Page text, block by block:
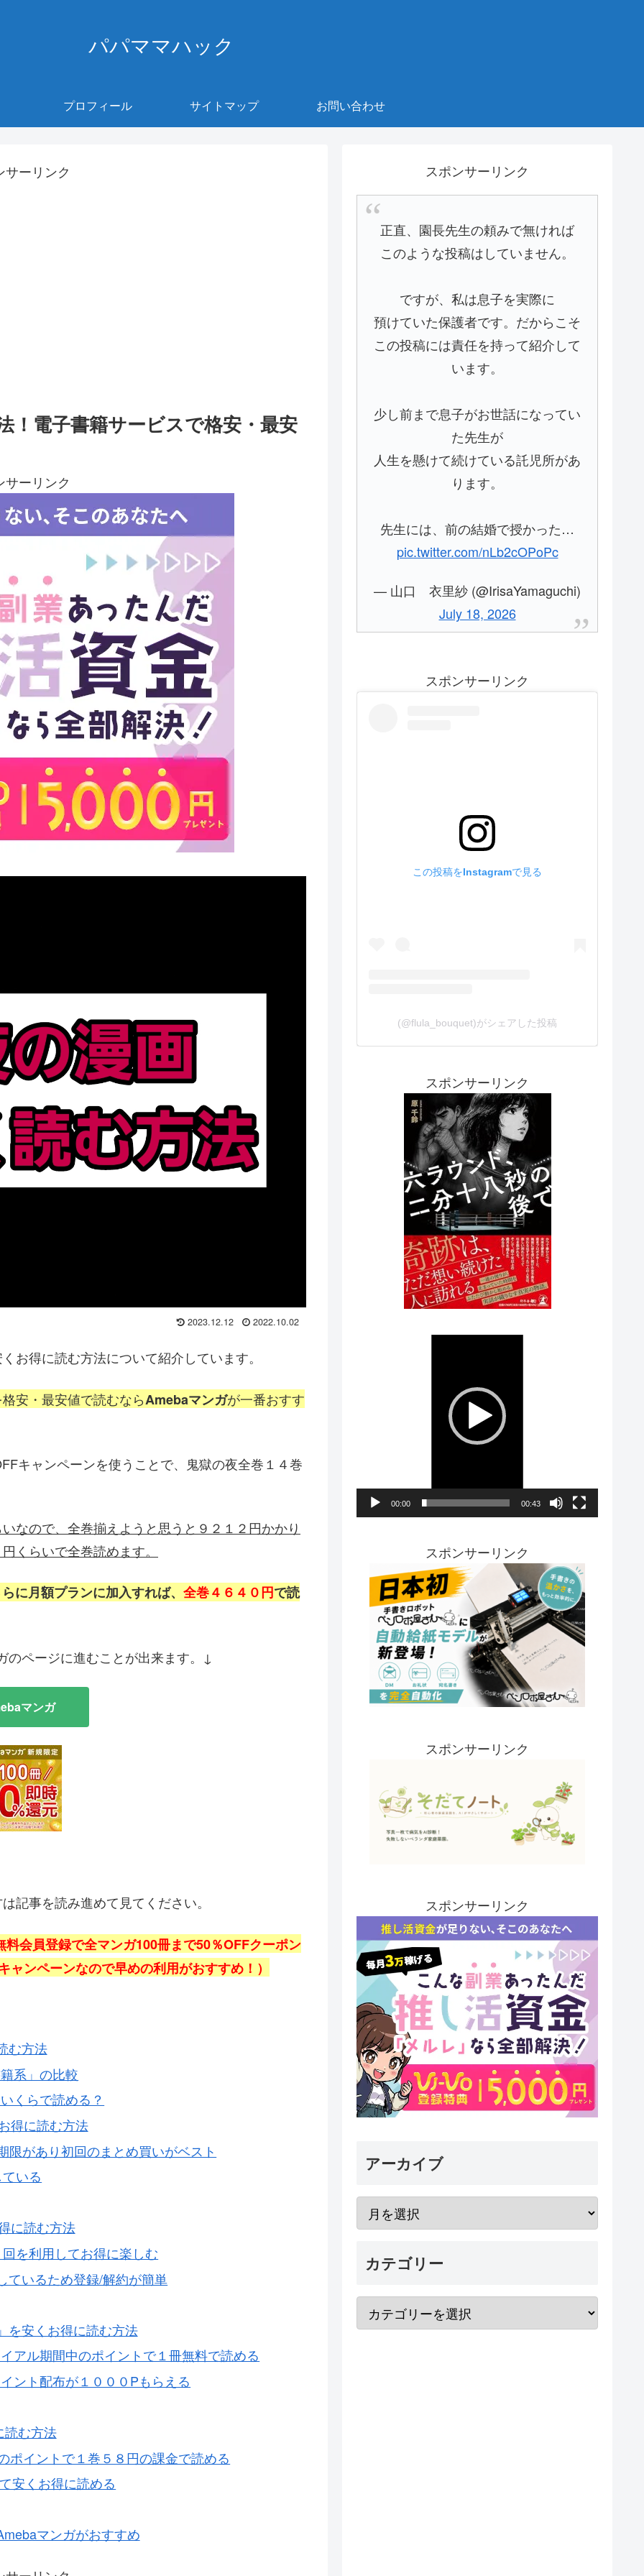
パパママハック
プロフィール サイトマップ お問い合わせ
サーリンク
！電子書籍サービスで格安・最安
サーリンク
2023.12.12 2022.10.02
お得に読む方法について紹介しています。
安・最安値で読むならAmebaマンガが一番おすす
キャンペーンを使うことで、鬼獄の夜全巻１４巻
なので、全巻揃えようと思うと９２１２円かかり
くらいで全巻読めます。
に月額プランに加入すれば、 全巻４６４０円で読
のページに進むことが出来ます。↓
マンガ
記事を読み進めて見てください。
会員登録で全マンガ100冊まで50％OFFクーポン
ンペーンなので早めの利用がおすすめ！）
む方法
系」の比較
くらで読める？
得に読む方法
があり初回のまとめ買いがベスト
いる
に読む方法
を利用してお得に楽しむ
ているため登録/解約が簡単
を安くお得に読む方法
アル期間中のポイントで１冊無料で読める
ント配布が１０００Pもらえる
読む方法
ポイントで１巻５８円の課金で読める
安くお得に読める
マンガがおすすめ
スポンサーリンク
正直、園長先生の頼みで無ければ
このような投稿はしていません。
ですが、私は息子を実際に
預けていた保護者です。だからこそ
この投稿には責任を持って紹介して
います。
少し前まで息子がお世話になってい
た先生が
人生を懸けて続けている託児所があ
ります。
先生には、前の結婚で授かった…
pic.twitter.com/nLb2cOPoPc
— 山口 衣里紗 (@IrisaYamaguchi)
July 18, 2026
スポンサーリンク
この投稿をInstagramで見る
(@flula_bouquet)がシェアした投稿
スポンサーリンク
レ
ー
ヤ
00:00 00:43
スポンサーリンク
スポンサーリンク
スポンサーリンク
アーカイブ
カテゴリー